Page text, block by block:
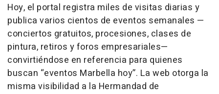
Hoy, el portal registra miles de visitas diarias y
publica varios cientos de eventos semanales —
conciertos gratuitos, procesiones, clases de
pintura, retiros y foros empresariales—
convirtiéndose en referencia para quienes
buscan “eventos Marbella hoy”. La web otorga la
misma visibilidad a la Hermandad de